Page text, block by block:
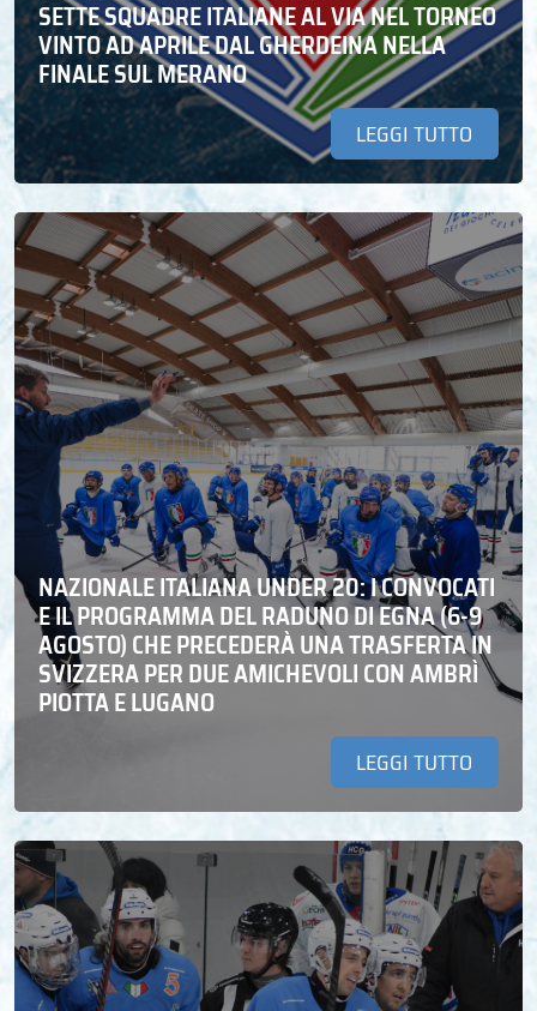
SETTE SQUADRE ITALIANE AL VIA NEL TORNEO
VINTO AD APRILE DAL GHERDEINA NELLA
FINALE SUL MERANO
LEGGI TUTTO
NAZIONALE ITALIANA UNDER 20: I CONVOCATI
E IL PROGRAMMA DEL RADUNO DI EGNA (6-9
AGOSTO) CHE PRECEDERÀ UNA TRASFERTA IN
SVIZZERA PER DUE AMICHEVOLI CON AMBRÌ
PIOTTA E LUGANO
LEGGI TUTTO